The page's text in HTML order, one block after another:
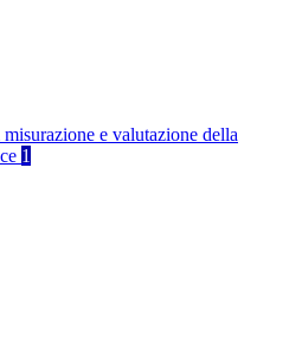
misurazione e valutazione della
1